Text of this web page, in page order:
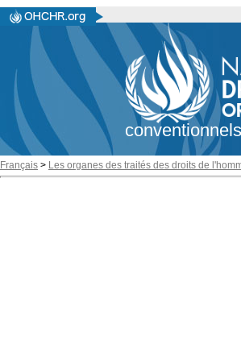
Français > Les organes des traités des droits de